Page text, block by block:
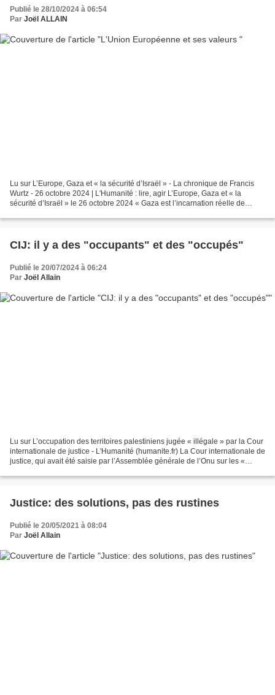
Publié le 28/10/2024 à 06:54
Par Joël ALLAIN
Lu sur L’Europe, Gaza et « la sécurité d’Israël » - La chronique de Francis
Wurtz - 26 octobre 2024 | L'Humanité : lire, agir L’Europe, Gaza et « la
sécurité d’Israël » le 26 octobre 2024 « Gaza est l’incarnation réelle de
CIJ: il y a des "occupants" et des "occupés"
Publié le 20/07/2024 à 06:24
Par Joël Allain
Lu sur L’occupation des territoires palestiniens jugée « illégale » par la Cour
internationale de justice - L'Humanité (humanite.fr) La Cour internationale de
justice, qui avait été saisie par l’Assemblée générale de l’Onu sur les «
Justice: des solutions, pas des rustines
Publié le 20/05/2021 à 08:04
Par Joël Allain